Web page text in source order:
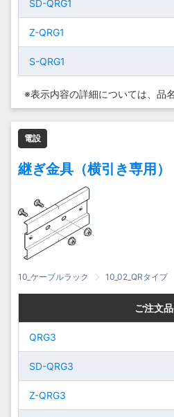
SD-QRG1
Z-QRG1
S-QRG1
SD-QRG1
Z-QRG1
S-QRG1
SD-QRG1
Z-QRG1
S-QRG1
SD-QRG1
Z-QRG1
S-QRG1
※表示内容の詳細については、 品
電設
継ぎ金具（横引き専用）
10_ケーブルラック 10_02_QRタイプ
QRG3
SD-QRG3
Z-QRG3
ご注文
QRG3
SD-QRG3
Z-QRG3
QRG3
SD-QRG3
Z-QRG3
ご注文
QRG3
SD-QRG3
Z-QRG3